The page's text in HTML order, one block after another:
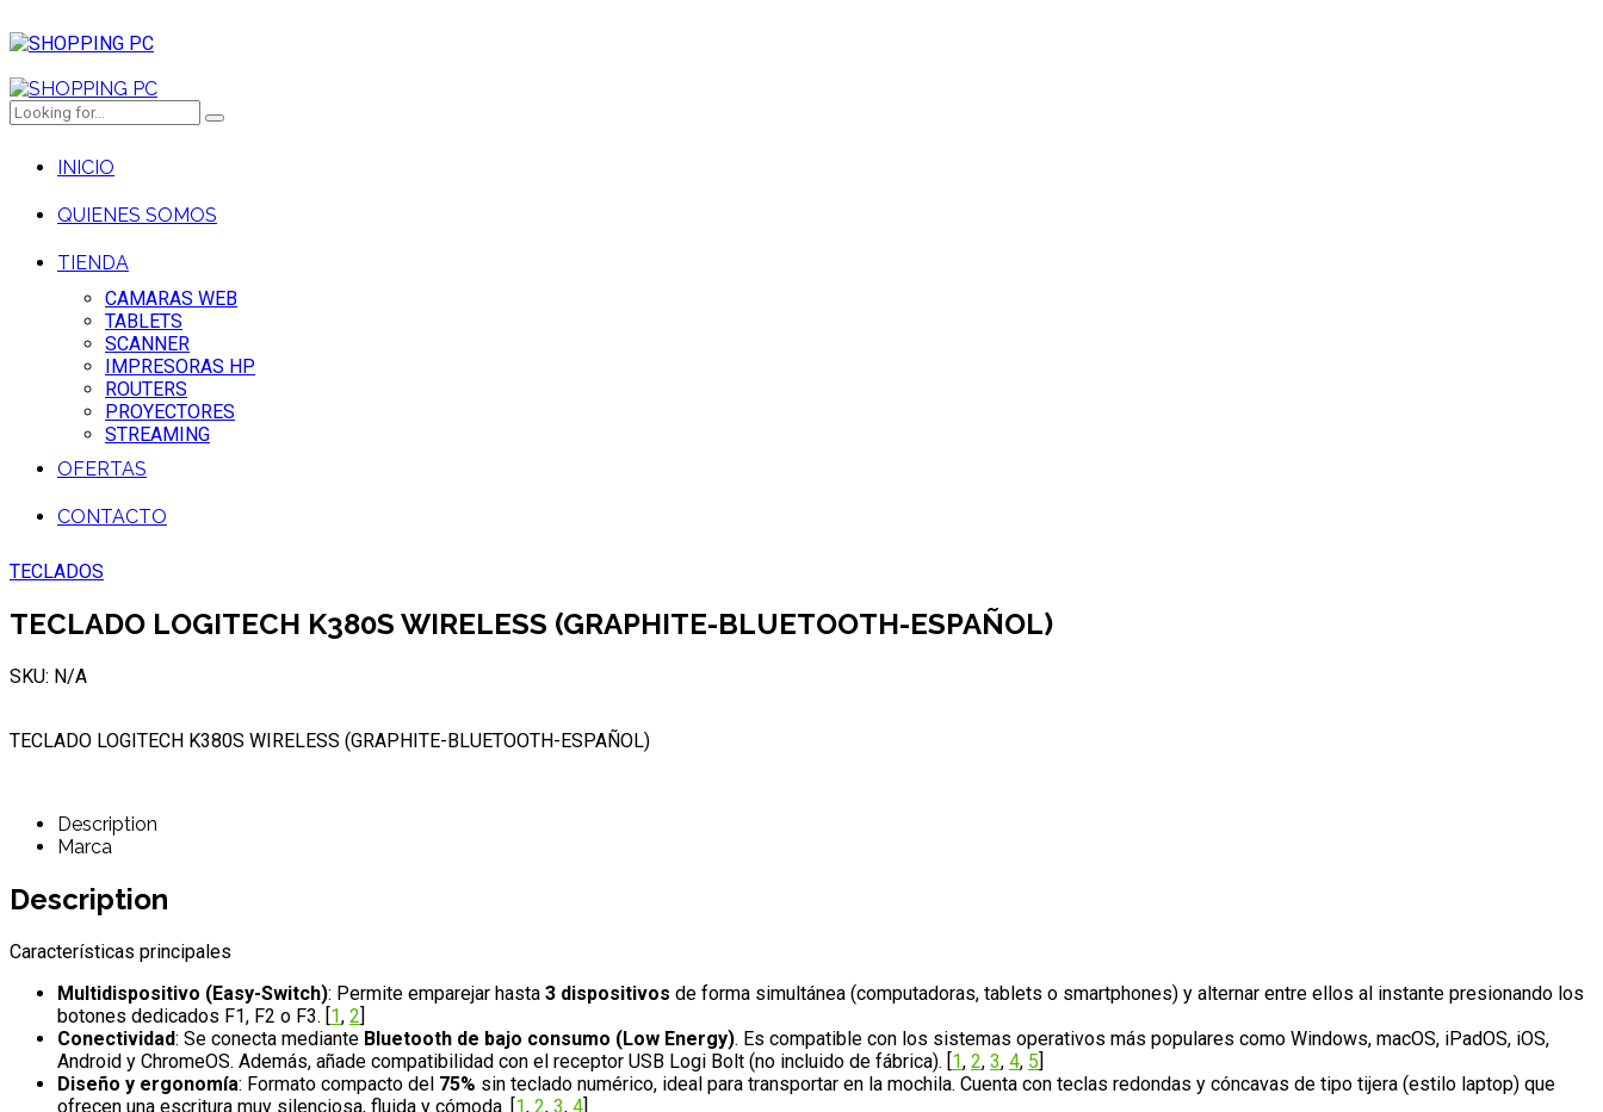
INICIO
QUIENES SOMOS
TIENDA
CAMARAS WEB
TABLETS
SCANNER
IMPRESORAS HP
ROUTERS
PROYECTORES
STREAMING
OFERTAS
CONTACTO
TECLADOS
TECLADO LOGITECH K380S WIRELESS (GRAPHITE-BLUETOOTH-ESPAÑOL)
SKU: N/A
TECLADO LOGITECH K380S WIRELESS (GRAPHITE-BLUETOOTH-ESPAÑOL)
Description
Marca
Description
Características principales
Multidispositivo (Easy-Switch): Permite emparejar hasta 3 dispositivos de forma simultánea (computadoras, tablets o smartphones) y alternar entre ellos al instante presionando los
botones dedicados F1, F2 o F3. [1, 2]
Conectividad: Se conecta mediante Bluetooth de bajo consumo (Low Energy). Es compatible con los sistemas operativos más populares como Windows, macOS, iPadOS, iOS,
Android y ChromeOS. Además, añade compatibilidad con el receptor USB Logi Bolt (no incluido de fábrica). [1, 2, 3, 4, 5]
Diseño y ergonomía: Formato compacto del 75% sin teclado numérico, ideal para transportar en la mochila. Cuenta con teclas redondas y cóncavas de tipo tijera (estilo laptop) que
ofrecen una escritura muy silenciosa, fluida y cómoda. [1, 2, 3, 4]